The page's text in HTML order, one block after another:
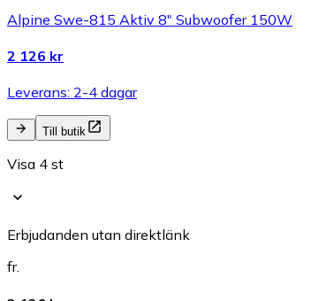
Alpine Swe-815 Aktiv 8" Subwoofer 150W
2 126 kr
Leverans: 2-4 dagar
Till butik
Visa 4 st
Erbjudanden utan direktlänk
fr.